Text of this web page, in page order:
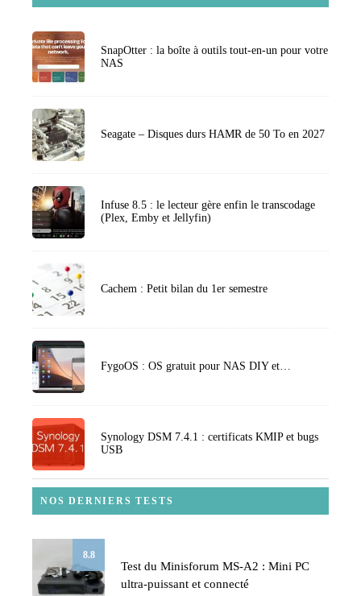
SnapOtter : la boîte à outils tout-en-un pour votre
NAS
Seagate – Disques durs HAMR de 50 To en 2027
Infuse 8.5 : le lecteur gère enfin le transcodage
(Plex, Emby et Jellyfin)
Cachem : Petit bilan du 1er semestre
FygoOS : OS gratuit pour NAS DIY et…
Synology DSM 7.4.1 : certificats KMIP et bugs
USB
NOS DERNIERS TESTS
8.8
Test du Minisforum MS-A2 : Mini PC
ultra-puissant et connecté